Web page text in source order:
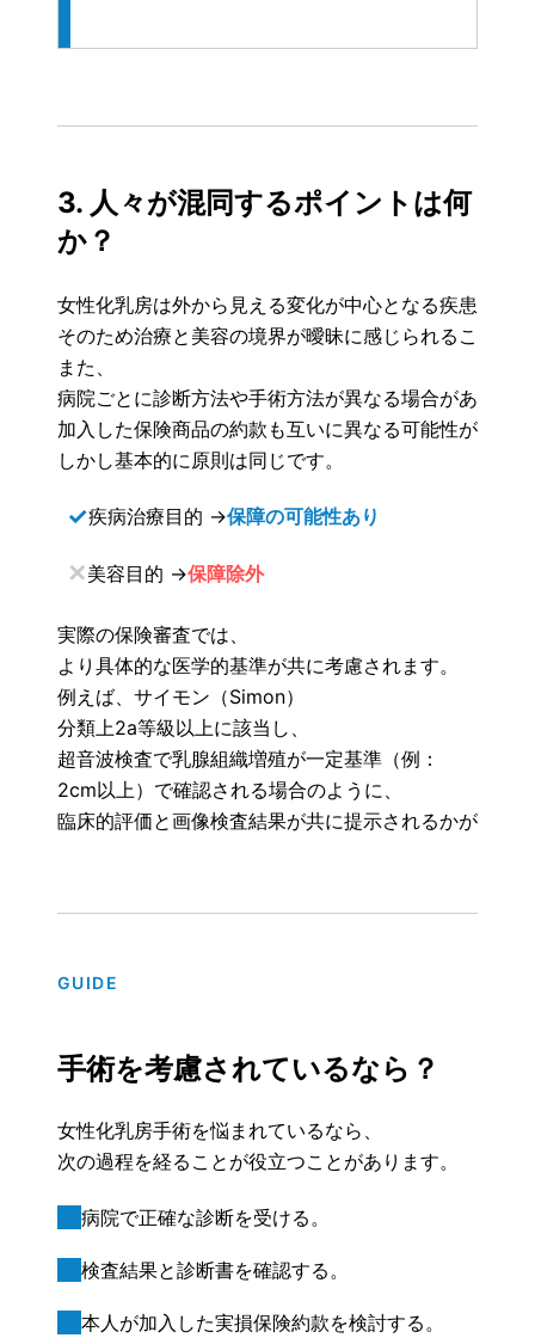
3. 人々が混同するポイントは何
か？
女性化乳房は外から見える変化が中心となる疾患です。
そのため治療と美容の境界が曖昧に感じられることが
また、
病院ごとに診断方法や手術方法が異なる場合があり、
加入した保険商品の約款も互いに異なる可能性がある
しかし基本的に原則は同じです。
✓疾病治療目的 →保障の可能性あり
✕美容目的 →保障除外
実際の保険審査では、
より具体的な医学的基準が共に考慮されます。
例えば、サイモン（Simon）
分類上2a等級以上に該当し、
超音波検査で乳腺組織増殖が一定基準（例：
2cm以上）で確認される場合のように、
臨床的評価と画像検査結果が共に提示されるかが重要
GUIDE
手術を考慮されているなら？
女性化乳房手術を悩まれているなら、
次の過程を経ることが役立つことがあります。
病院で正確な診断を受ける。
検査結果と診断書を確認する。
本人が加入した実損保険約款を検討する。